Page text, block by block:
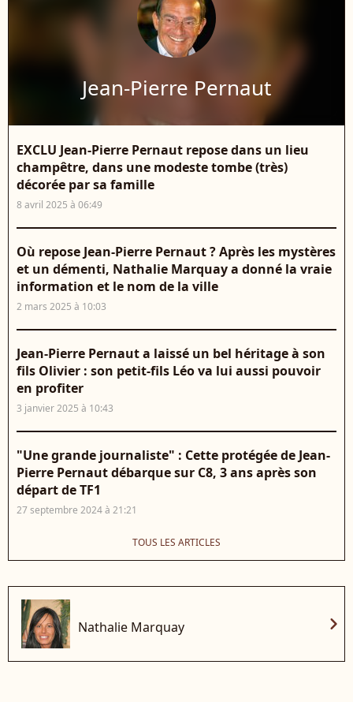
Jean-Pierre Pernaut
EXCLU Jean-Pierre Pernaut repose dans un lieu
champêtre, dans une modeste tombe (très)
décorée par sa famille
8 avril 2025 à 06:49
Où repose Jean-Pierre Pernaut ? Après les mystères
et un démenti, Nathalie Marquay a donné la vraie
information et le nom de la ville
2 mars 2025 à 10:03
Jean-Pierre Pernaut a laissé un bel héritage à son
fils Olivier : son petit-fils Léo va lui aussi pouvoir
en profiter
3 janvier 2025 à 10:43
"Une grande journaliste" : Cette protégée de Jean-
Pierre Pernaut débarque sur C8, 3 ans après son
départ de TF1
27 septembre 2024 à 21:21
TOUS LES ARTICLES
Nathalie Marquay chevron_right